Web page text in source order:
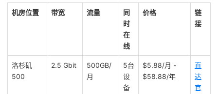
机房位置 带宽 流量
同
时
在
线
价格
链
接
洛杉矶
500
2.5 Gbit
500GB/
月
5台
设
备
$5.88/月 -
$58.88/年
直
达
官